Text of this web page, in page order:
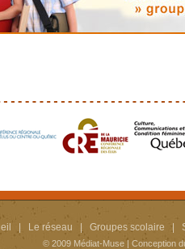
Le réseau Groupes scolaire
© 2009 Médiat-Muse | Conception